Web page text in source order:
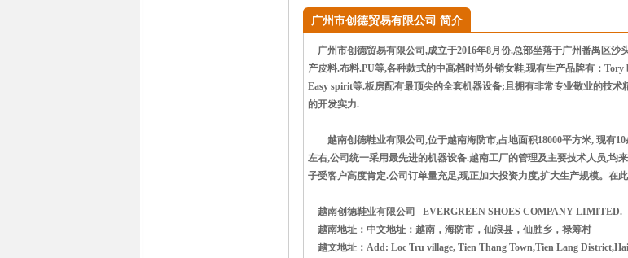
广州市创德贸易有限公司 简介
广州市创德贸易有限公司,成立于2016年8月份.总部坐落于广州番禺区沙
产皮料.布料.PU等,各种款式的中高档时尚外销女鞋,现有生产品牌有：
Easy spirit等.板房配有最顶尖的全套机器设备;且拥有非常专业敬业的技
的开发实力.
越南创德鞋业有限公司,位于越南海防市,占地面积18000平方米, 现有10
左右,公司统一采用最先进的机器设备.越南工厂的管理及主要技术人员,均
子受客户高度肯定.公司订单量充足,现正加大投资力度,扩大生产规模。在
越南创德鞋业有限公司 EVERGREEN SHOES COMPANY LIMITED.
越南地址：中文地址：越南，海防市，仙浪县，仙胜乡，禄筹村
越文地址：Add: Loc Tru village, Tien Thang Town,Tien Lang